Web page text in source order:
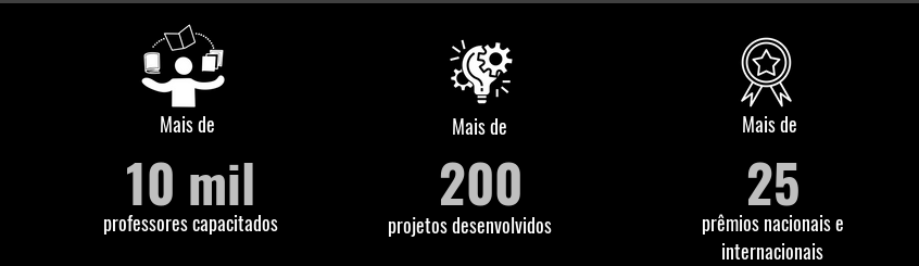
Mais de
10 mil
professores capacitados
Mais de
200
projetos desenvolvidos
Mais de
25
prêmios nacionais e
internacionais